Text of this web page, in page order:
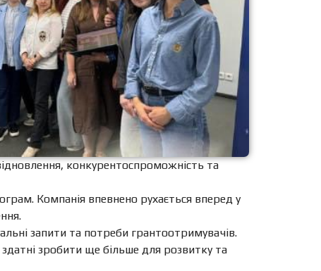
конкурентоспроможність та
Компанія впевнено рухається вперед у
запити та потреби грантоотримувачів.
зробити ще більше для розвитку та